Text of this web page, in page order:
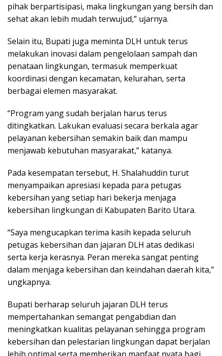
pihak berpartisipasi, maka lingkungan yang bersih dan
sehat akan lebih mudah terwujud,” ujarnya.
Selain itu, Bupati juga meminta DLH untuk terus
melakukan inovasi dalam pengelolaan sampah dan
penataan lingkungan, termasuk memperkuat
koordinasi dengan kecamatan, kelurahan, serta
berbagai elemen masyarakat.
“Program yang sudah berjalan harus terus
ditingkatkan. Lakukan evaluasi secara berkala agar
pelayanan kebersihan semakin baik dan mampu
menjawab kebutuhan masyarakat,” katanya.
Pada kesempatan tersebut, H. Shalahuddin turut
menyampaikan apresiasi kepada para petugas
kebersihan yang setiap hari bekerja menjaga
kebersihan lingkungan di Kabupaten Barito Utara.
“Saya mengucapkan terima kasih kepada seluruh
petugas kebersihan dan jajaran DLH atas dedikasi
serta kerja kerasnya. Peran mereka sangat penting
dalam menjaga kebersihan dan keindahan daerah kita,”
ungkapnya.
Bupati berharap seluruh jajaran DLH terus
mempertahankan semangat pengabdian dan
meningkatkan kualitas pelayanan sehingga program
kebersihan dan pelestarian lingkungan dapat berjalan